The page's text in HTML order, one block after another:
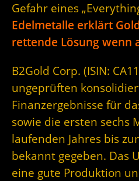
Gefahr eines
Edelmetalle erklärt
rettende Lösung wenn
B2Gold Corp. (ISIN:
ungeprüften
Finanzergebnisse für
sowie die ersten sechs
laufenden Jahres bis
bekannt gegeben. Das
eine gute Produktion